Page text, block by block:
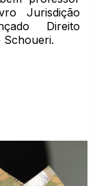
Jurisdição
Direito
Schoueri.